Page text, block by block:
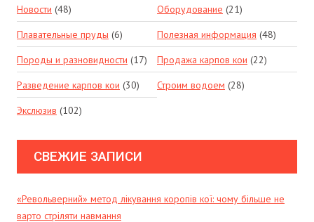
Новости (48) Оборудование (21)
Плавательные пруды (6) Полезная информация (48)
Породы и разновидности (17) Продажа карпов кои (22)
Разведение карпов кои (30) Строим водоем (28)
Экслюзив (102)
СВЕЖИЕ ЗАПИСИ
«Револьверний» метод лікування коропів кої: чому більше не
варто стріляти навмання